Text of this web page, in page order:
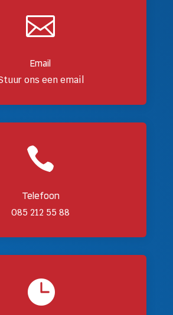

Email
ons een email

Telefoon
085 212 55 88
